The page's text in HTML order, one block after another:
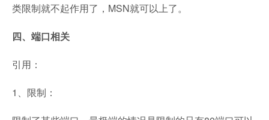
类限制就不起作用了，MSN就可以上了。
四、端口相关
引用：
1、限制：